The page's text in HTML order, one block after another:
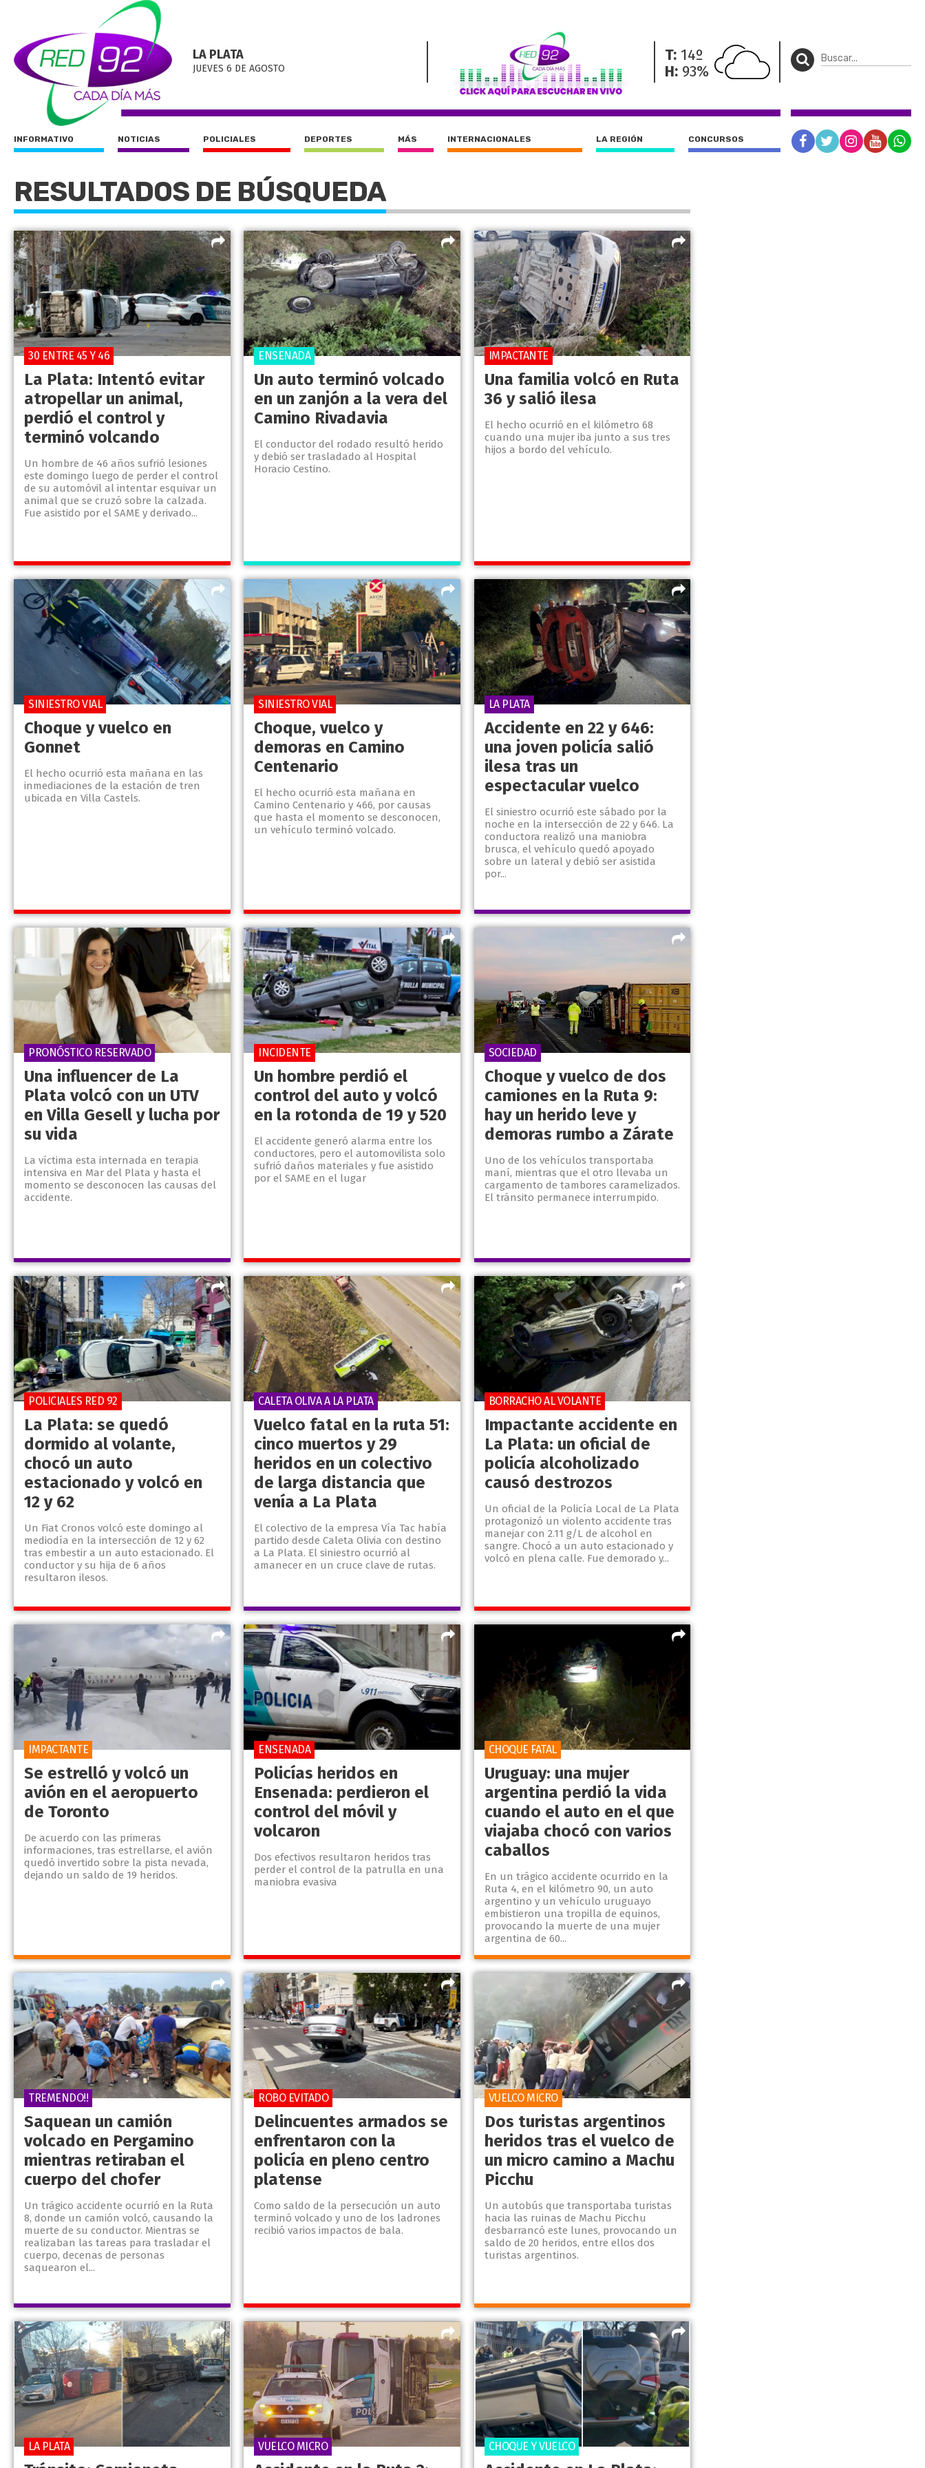
LA PLATA
JUEVES 6 DE AGOSTO
T: 14º
H: 93%
INFORMATIVO NOTICIAS POLICIALES DEPORTES MÁS INTERNACIONALES LA REGIÓN CONCURSOS
RESULTADOS DE BÚSQUEDA
La Plata: Intentó evitar
atropellar un animal,
perdió el control y
terminó volcando
Un hombre de 46 años sufrió lesiones
este domingo luego de perder el control
de su automóvil al intentar esquivar un
animal que se cruzó sobre la calzada.
Fue asistido por el SAME y derivado...
30 ENTRE 45 Y 46
Un auto terminó volcado
en un zanjón a la vera del
Camino Rivadavia
El conductor del rodado resultó herido
y debió ser trasladado al Hospital
Horacio Cestino.
ENSENADA
Una familia volcó en Ruta
36 y salió ilesa
El hecho ocurrió en el kilómetro 68
cuando una mujer iba junto a sus tres
hijos a bordo del vehículo.
IMPACTANTE
Choque y vuelco en
Gonnet
El hecho ocurrió esta mañana en las
inmediaciones de la estación de tren
ubicada en Villa Castels.
SINIESTRO VIAL
Choque, vuelco y
demoras en Camino
Centenario
El hecho ocurrió esta mañana en
Camino Centenario y 466, por causas
que hasta el momento se desconocen,
un vehículo terminó volcado.
SINIESTRO VIAL
Accidente en 22 y 646:
una joven policía salió
ilesa tras un
espectacular vuelco
El siniestro ocurrió este sábado por la
noche en la intersección de 22 y 646. La
conductora realizó una maniobra
brusca, el vehículo quedó apoyado
sobre un lateral y debió ser asistida
por...
LA PLATA
Una influencer de La
Plata volcó con un UTV
en Villa Gesell y lucha por
su vida
La víctima esta internada en terapia
intensiva en Mar del Plata y hasta el
momento se desconocen las causas del
accidente.
PRONÓSTICO RESERVADO
Un hombre perdió el
control del auto y volcó
en la rotonda de 19 y 520
El accidente generó alarma entre los
conductores, pero el automovilista solo
sufrió daños materiales y fue asistido
por el SAME en el lugar
INCIDENTE
Choque y vuelco de dos
camiones en la Ruta 9:
hay un herido leve y
demoras rumbo a Zárate
Uno de los vehículos transportaba
maní, mientras que el otro llevaba un
cargamento de tambores caramelizados.
El tránsito permanece interrumpido.
SOCIEDAD
La Plata: se quedó
dormido al volante,
chocó un auto
estacionado y volcó en
12 y 62
Un Fiat Cronos volcó este domingo al
mediodía en la intersección de 12 y 62
tras embestir a un auto estacionado. El
conductor y su hija de 6 años
resultaron ilesos.
POLICIALES RED 92
Vuelco fatal en la ruta 51:
cinco muertos y 29
heridos en un colectivo
de larga distancia que
venía a La Plata
El colectivo de la empresa Vía Tac había
partido desde Caleta Olivia con destino
a La Plata. El siniestro ocurrió al
amanecer en un cruce clave de rutas.
CALETA OLIVA A LA PLATA
Impactante accidente en
La Plata: un oficial de
policía alcoholizado
causó destrozos
Un oficial de la Policía Local de La Plata
protagonizó un violento accidente tras
manejar con 2.11 g/L de alcohol en
sangre. Chocó a un auto estacionado y
volcó en plena calle. Fue demorado y...
BORRACHO AL VOLANTE
Se estrelló y volcó un
avión en el aeropuerto
de Toronto
De acuerdo con las primeras
informaciones, tras estrellarse, el avión
quedó invertido sobre la pista nevada,
dejando un saldo de 19 heridos.
IMPACTANTE
Policías heridos en
Ensenada: perdieron el
control del móvil y
volcaron
Dos efectivos resultaron heridos tras
perder el control de la patrulla en una
maniobra evasiva
ENSENADA
Uruguay: una mujer
argentina perdió la vida
cuando el auto en el que
viajaba chocó con varios
caballos
En un trágico accidente ocurrido en la
Ruta 4, en el kilómetro 90, un auto
argentino y un vehículo uruguayo
embistieron una tropilla de equinos,
provocando la muerte de una mujer
argentina de 60...
CHOQUE FATAL
Saquean un camión
volcado en Pergamino
mientras retiraban el
cuerpo del chofer
Un trágico accidente ocurrió en la Ruta
8, donde un camión volcó, causando la
muerte de su conductor. Mientras se
realizaban las tareas para trasladar el
cuerpo, decenas de personas
saquearon el...
TREMENDO!!
Delincuentes armados se
enfrentaron con la
policía en pleno centro
platense
Como saldo de la persecución un auto
terminó volcado y uno de los ladrones
recibió varios impactos de bala.
ROBO EVITADO
Dos turistas argentinos
heridos tras el vuelco de
un micro camino a Machu
Picchu
Un autobús que transportaba turistas
hacia las ruinas de Machu Picchu
desbarrancó este lunes, provocando un
saldo de 20 heridos, entre ellos dos
turistas argentinos.
VUELCO MICRO
LA PLATA VUELCO MICRO CHOQUE Y VUELCO